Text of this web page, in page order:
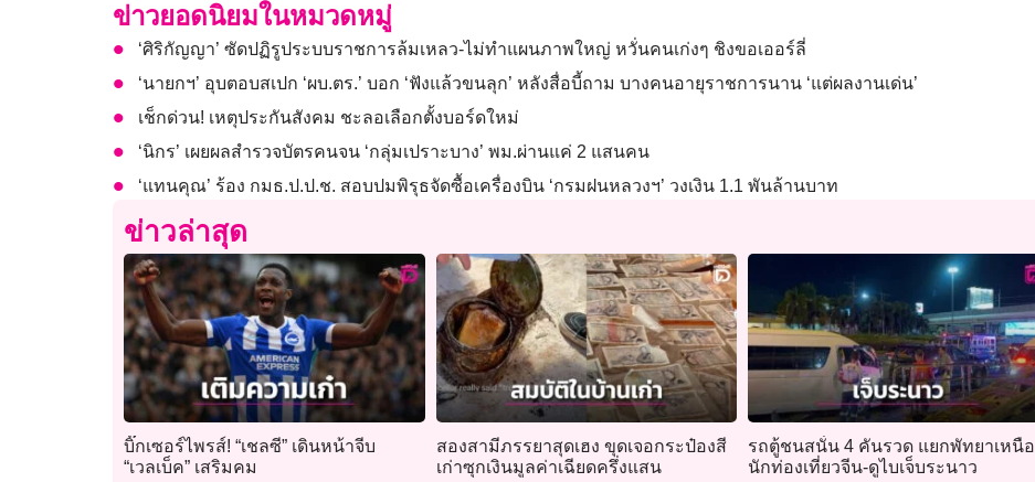
ข่าวยอดนิยมในหมวดหมู่
‘ศิริกัญญา’ ซัดปฏิรูประบบราชการล้มเหลว-ไม่ทำแผนภาพใหญ่ หวั่นคนเก่งๆ ชิงขอเออร์ลี่
‘นายกฯ’ อุบตอบสเปก ‘ผบ.ตร.’ บอก ‘ฟังแล้วขนลุก’ หลังสื่อบี้ถาม บางคนอายุราชการนาน ‘แต่ผลงานเด่น’
เช็กด่วน! เหตุประกันสังคม ชะลอเลือกตั้งบอร์ดใหม่
‘นิกร’ เผยผลสำรวจบัตรคนจน ‘กลุ่มเปราะบาง’ พม.ผ่านแค่ 2 แสนคน
‘แทนคุณ’ ร้อง กมธ.ป.ป.ช. สอบปมพิรุธจัดซื้อเครื่องบิน ‘กรมฝนหลวงฯ’ วงเงิน 1.1 พันล้านบาท
ข่าวล่าสุด
บิ๊กเซอร์ไพรส์! “เชลซี” เดินหน้าจีบ
“เวลเบ็ค” เสริมคม
สองสามีภรรยาสุดเฮง ขุดเจอกระป๋องสี
เก่าซุกเงินมูลค่าเฉียดครึ่งแสน
รถตู้ชนสนั่น 4 คันรวด แยกพัทยาเหนือ
นักท่องเที่ยวจีน-ดูไบเจ็บระนาว